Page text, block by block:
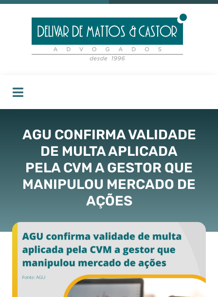
AGU CONFIRMA VALIDADE
DE MULTA APLICADA
PELA CVM A GESTOR QUE
MANIPULOU MERCADO DE
AÇÕES